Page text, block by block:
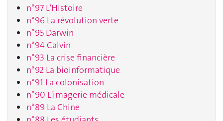
n°97 L'Histoire
n°96 La révolution verte
n°95 Darwin
n°94 Calvin
n°93 La crise financière
n°92 La bioinformatique
n°91 La colonisation
n°90 L'imagerie médicale
n°89 La Chine